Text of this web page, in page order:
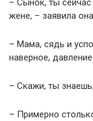
– Сынок, ты сейчас
жене, – заявила
– Мама, сядь и
наверное,
– Скажи, ты
– Примерно